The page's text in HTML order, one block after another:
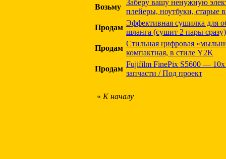
Возьму
Заберу вашу ненужную
плейеры, ноутбуки, старые
Продам
Эффективная сушилка для
шланга (сушит 2 пары сразу)
Продам
Стильная цифровая
компактная, в стиле Y2K
Продам
Fujifilm FinePix S5600 —
запчасти / Под проект
« К началу